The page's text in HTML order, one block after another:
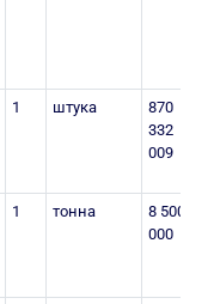
1 штука
870
332
009
1 тонна
8 500
000